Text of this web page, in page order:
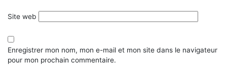
Site web
Enregistrer mon nom, mon e-mail et mon site dans le navigateur
pour mon prochain commentaire.